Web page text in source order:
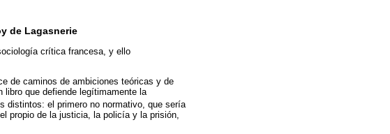
de Lagasnerie
crítica francesa, y ello
de caminos de ambiciones teóricas y de
que defiende legítimamente la
distintos: el primero no normativo, que sería
propio de la justicia, la policía y la prisión,